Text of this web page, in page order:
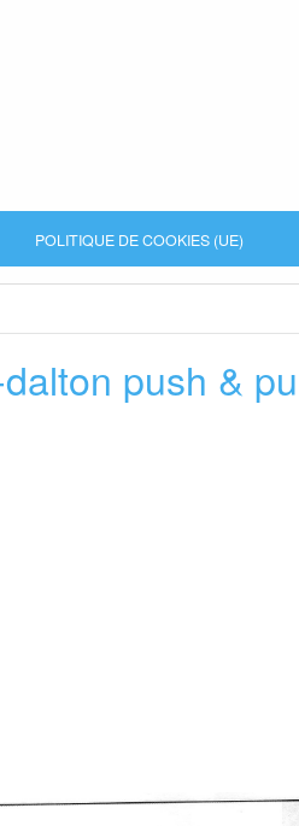
POLITIQUE DE COOKIES (UE)
push &